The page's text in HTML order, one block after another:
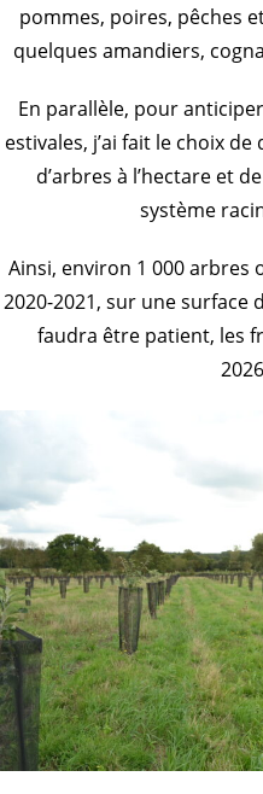
pommes, poires, pêches
quelques amandiers,
En parallèle, pour
estivales, j’ai fait le choix
d’arbres à l’hectare et
système
Ainsi, environ 1 000 arbres
2020-2021, sur une surface
faudra être patient, les